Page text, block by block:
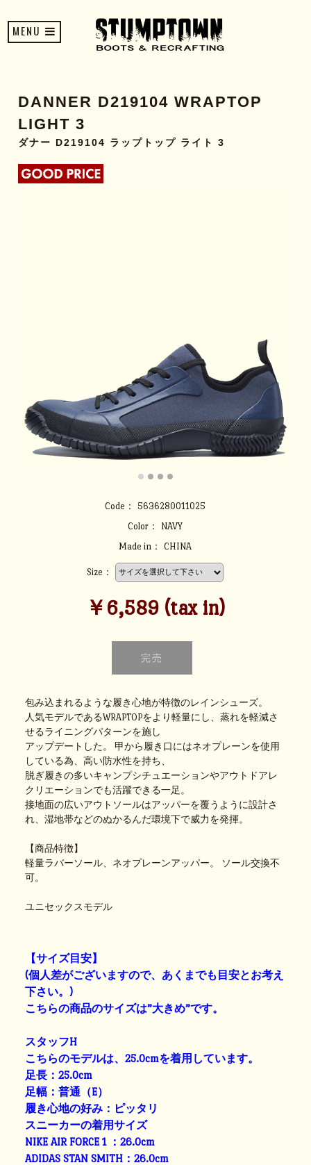
MENU
DANNER D219104 WRAPTOP
LIGHT 3
ダナー D219104 ラップトップ ライト 3
Code：
5636280011025
Color：
NAVY
Made in：
CHINA
Size：
￥6,589 (tax in)
包み込まれるような履き心地が特徴のレインシューズ。
人気モデルであるWRAPTOPをより軽量にし、蒸れを軽減さ
せるライニングパターンを施し
アップデートした。 甲から履き口にはネオプレーンを使用
している為、高い防水性を持ち、
脱ぎ履きの多いキャンプシチュエーションやアウトドアレ
クリエーションでも活躍できる一足。
接地面の広いアウトソールはアッパーを覆うように設計さ
れ、湿地帯などのぬかるんだ環境下で威力を発揮。
【商品特徴】
軽量ラバーソール、ネオプレーンアッパー。 ソール交換不
可。
ユニセックスモデル
【サイズ目安】
(個人差がございますので、あくまでも目安とお考え
下さい。)
こちらの商品のサイズは”大きめ”です。
スタッフH
こちらのモデルは、25.0cmを着用しています。
足長：25.0cm
足幅：普通（E）
履き心地の好み：ピッタリ
スニーカーの着用サイズ
NIKE AIR FORCE 1 ：26.0cm
ADIDAS STAN SMITH：26.0cm